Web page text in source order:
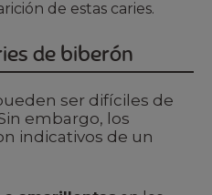
de estas caries.
de biberón
ser difíciles de
embargo, los
indicativos de un